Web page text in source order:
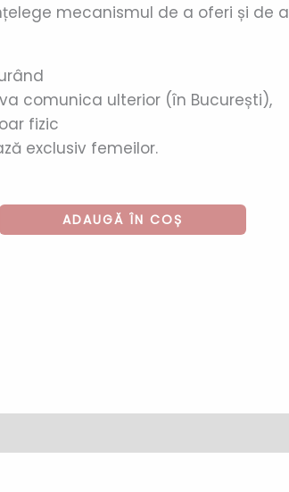
mecanismul de a oferi și de a
comunica ulterior (în București),
fizic
exclusiv femeilor.
ADAUGĂ ÎN COȘ